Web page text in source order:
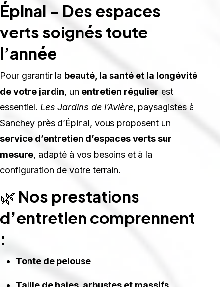
Épinal – Des espaces
verts soignés toute
l’année
Pour garantir la beauté, la santé et la longévité
de votre jardin, un entretien régulier est
essentiel. Les Jardins de l’Avière, paysagistes à
Sanchey près d’Épinal, vous proposent un
service d’entretien d’espaces verts sur
mesure, adapté à vos besoins et à la
configuration de votre terrain.
🌿 Nos prestations
d’entretien comprennent
:
Tonte de pelouse
Taille de haies, arbustes et massifs